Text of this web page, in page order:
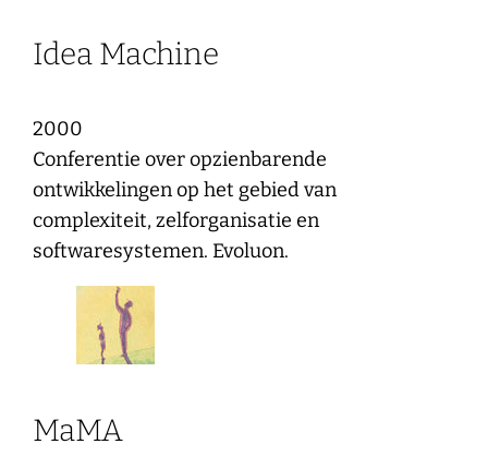
Idea Machine
2000
Conferentie over opzienbarende
ontwikkelingen op het gebied van
complexiteit, zelforganisatie en
softwaresystemen. Evoluon.
MaMA